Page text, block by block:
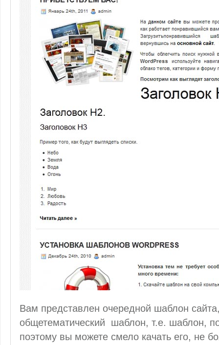
Вам представлен очередной шаблон
общетематический шаблон, т.е. шаблон,
поэтому вы можете смело качать его, не